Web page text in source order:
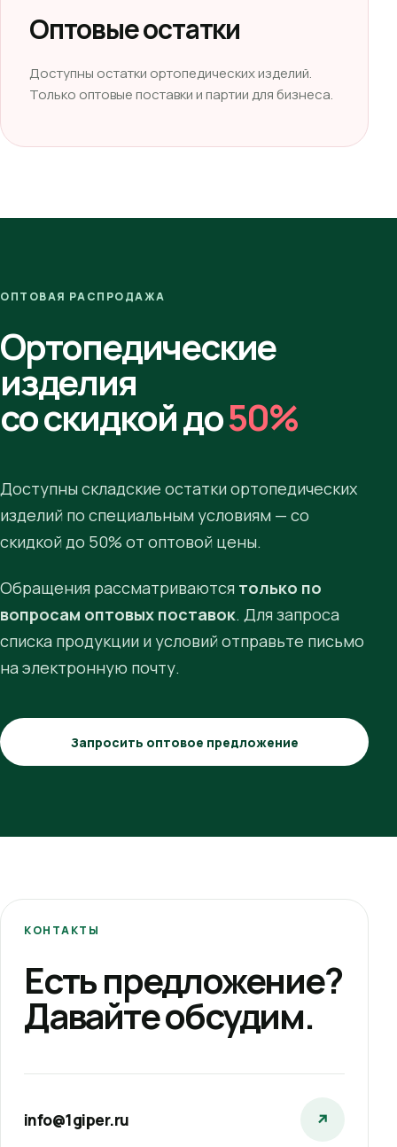
Оптовые остатки
Доступны остатки ортопедических изделий.
Только оптовые поставки и партии для бизнеса.
ОПТОВАЯ РАСПРОДАЖА
Ортопедические
изделия
со скидкой до50%
Доступны складские остатки ортопедических
изделий по специальным условиям — со
скидкой до 50% от оптовой цены.
Обращения рассматриваются только по
вопросам оптовых поставок. Для запроса
списка продукции и условий отправьте письмо
на электронную почту.
Запросить оптовое предложение
КОНТАКТЫ
Есть предложение?
Давайте обсудим.
info@1giper.ru ↗